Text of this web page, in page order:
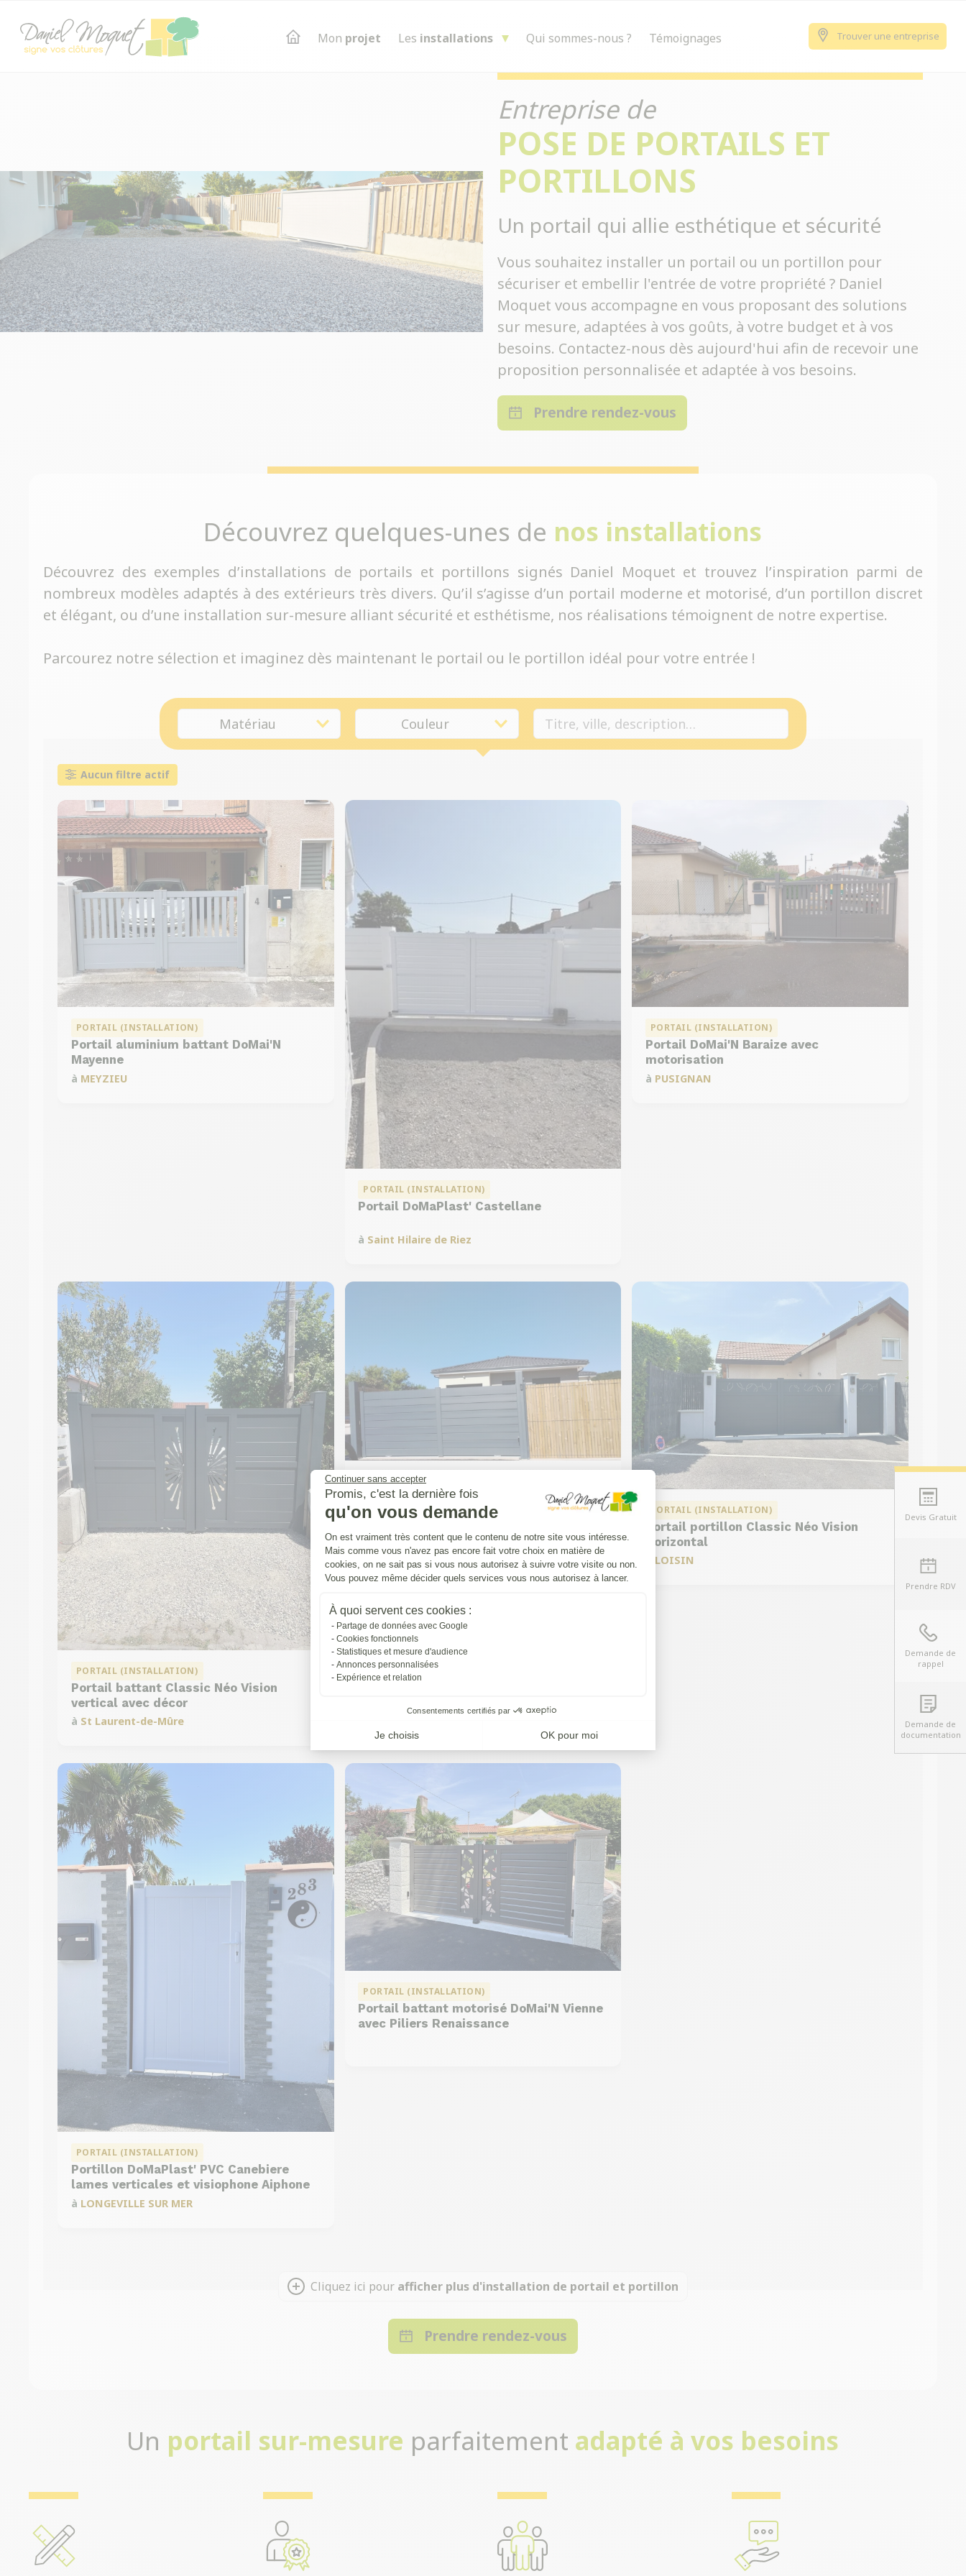
Continuer sans accepter
Promis, c'est la dernière fois
qu'on vous demande
Plateforme de Gestion du Consentement : Personnalisez vos Options
On est vraiment très content que le contenu de notre site vous intéresse.
Mais comme vous n'avez pas encore fait votre choix en matière de
cookies, on ne sait pas si vous nous autorisez à suivre votre visite ou non.
Vous pouvez même décider quels services vous nous autorisez à lancer.
À quoi servent ces cookies :
Partage de données avec Google
Cookies fonctionnels
Statistiques et mesure d'audience
Annonces personnalisées
Expérience et relation
Consentements certifiés par
Je choisis OK pour moi
Axeptio consent
Mon projet Les installations Qui sommes-nous ? Témoignages Trouver une entreprise
Entreprise de
POSE DE PORTAILS ET
PORTILLONS
Un portail qui allie esthétique et sécurité
Vous souhaitez installer un portail ou un portillon pour
sécuriser et embellir l'entrée de votre propriété ? Daniel
Moquet vous accompagne en vous proposant des solutions
sur mesure, adaptées à vos goûts, à votre budget et à vos
besoins. Contactez-nous dès aujourd'hui afin de recevoir une
proposition personnalisée et adaptée à vos besoins.
Prendre rendez-vous
Découvrez quelques-unes de nos installations
Découvrez des exemples d’installations de portails et portillons signés Daniel Moquet et trouvez l’inspiration parmi de
nombreux modèles adaptés à des extérieurs très divers. Qu’il s’agisse d’un portail moderne et motorisé, d’un portillon discret
et élégant, ou d’une installation sur-mesure alliant sécurité et esthétisme, nos réalisations témoignent de notre expertise.
Parcourez notre sélection et imaginez dès maintenant le portail ou le portillon idéal pour votre entrée !
Matériau Couleur
Aucun filtre actif
PORTAIL (INSTALLATION)
Portail aluminium battant DoMai'N
Mayenne
à MEYZIEU
PORTAIL (INSTALLATION)
Portail DoMaPlast' Castellane
à Saint Hilaire de Riez
PORTAIL (INSTALLATION)
Portail DoMai'N Baraize avec
motorisation
à PUSIGNAN
PORTAIL (INSTALLATION)
Portail battant Classic Néo Vision
vertical avec décor
à St Laurent-de-Mûre
PORTAIL (INSTALLATION)
Portail Classic' Strong persienne 7016
PORTAIL (INSTALLATION)
Portail portillon Classic Néo Vision
Horizontal
LOISIN
PORTAIL (INSTALLATION)
Portillon DoMaPlast' PVC Canebiere
lames verticales et visiophone Aiphone
à LONGEVILLE SUR MER
PORTAIL (INSTALLATION)
Portail battant motorisé DoMai'N Vienne
avec Piliers Renaissance
Cliquez ici pour afficher plus d'installation de portail et portillon
Prendre rendez-vous
Un portail sur-mesure parfaitement adapté à vos besoins
DMC 301
Devis Gratuit
Prendre RDV
Demande de
rappel
Demande de
documentation